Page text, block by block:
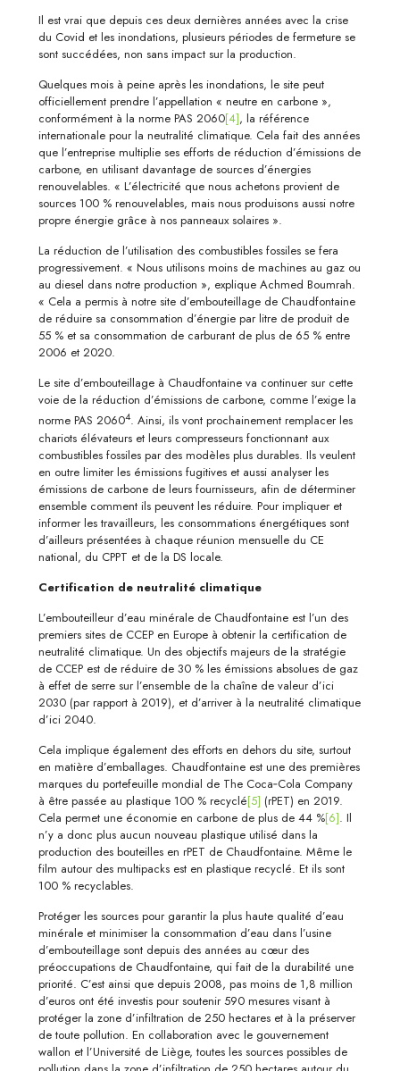
Il est vrai que depuis ces deux dernières années avec la crise
du Covid et les inondations, plusieurs périodes de fermeture se
sont succédées, non sans impact sur la production.
Quelques mois à peine après les inondations, le site peut
officiellement prendre l’appellation « neutre en carbone »,
conformément à la norme PAS 2060[4], la référence
internationale pour la neutralité climatique. Cela fait des années
que l’entreprise multiplie ses efforts de réduction d’émissions de
carbone, en utilisant davantage de sources d’énergies
renouvelables. « L’électricité que nous achetons provient de
sources 100 % renouvelables, mais nous produisons aussi notre
propre énergie grâce à nos panneaux solaires ».
La réduction de l’utilisation des combustibles fossiles se fera
progressivement. « Nous utilisons moins de machines au gaz ou
au diesel dans notre production », explique Achmed Boumrah.
« Cela a permis à notre site d’embouteillage de Chaudfontaine
de réduire sa consommation d’énergie par litre de produit de
55 % et sa consommation de carburant de plus de 65 % entre
2006 et 2020.
Le site d’embouteillage à Chaudfontaine va continuer sur cette
voie de la réduction d’émissions de carbone, comme l’exige la
norme PAS 20604. Ainsi, ils vont prochainement remplacer les
chariots élévateurs et leurs compresseurs fonctionnant aux
combustibles fossiles par des modèles plus durables. Ils veulent
en outre limiter les émissions fugitives et aussi analyser les
émissions de carbone de leurs fournisseurs, afin de déterminer
ensemble comment ils peuvent les réduire. Pour impliquer et
informer les travailleurs, les consommations énergétiques sont
d’ailleurs présentées à chaque réunion mensuelle du CE
national, du CPPT et de la DS locale.
Certification de neutralité climatique
L’embouteilleur d’eau minérale de Chaudfontaine est l’un des
premiers sites de CCEP en Europe à obtenir la certification de
neutralité climatique. Un des objectifs majeurs de la stratégie
de CCEP est de réduire de 30 % les émissions absolues de gaz
à effet de serre sur l’ensemble de la chaîne de valeur d’ici
2030 (par rapport à 2019), et d’arriver à la neutralité climatique
d’ici 2040.
Cela implique également des efforts en dehors du site, surtout
en matière d’emballages. Chaudfontaine est une des premières
marques du portefeuille mondial de The Coca‑Cola Company
à être passée au plastique 100 % recyclé[5] (rPET) en 2019.
Cela permet une économie en carbone de plus de 44 %[6]. Il
n’y a donc plus aucun nouveau plastique utilisé dans la
production des bouteilles en rPET de Chaudfontaine. Même le
film autour des multipacks est en plastique recyclé. Et ils sont
100 % recyclables.
Protéger les sources pour garantir la plus haute qualité d’eau
minérale et minimiser la consommation d’eau dans l’usine
d’embouteillage sont depuis des années au cœur des
préoccupations de Chaudfontaine, qui fait de la durabilité une
priorité. C’est ainsi que depuis 2008, pas moins de 1,8 million
d’euros ont été investis pour soutenir 590 mesures visant à
protéger la zone d’infiltration de 250 hectares et à la préserver
de toute pollution. En collaboration avec le gouvernement
wallon et l’Université de Liège, toutes les sources possibles de